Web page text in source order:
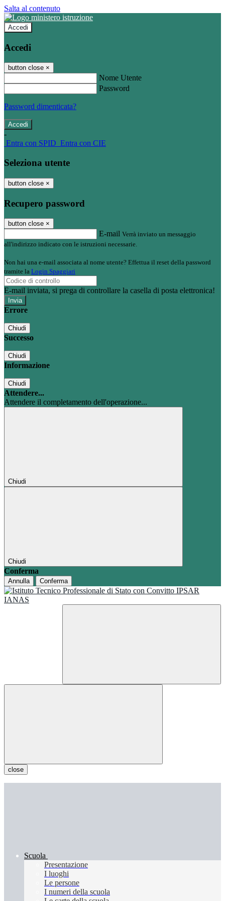
Salta al contenuto
Accedi
Accedi
button close ×
Nome Utente
Password
Password dimenticata?
-
Entra con SPID Entra con CIE
Seleziona utente
button close ×
Recupero password
button close ×
E-mail Verrà inviato un messaggio
all'indirizzo indicato con le istruzioni necessarie.
Non hai una e-mail associata al nome utente? Effettua il reset della password
tramite la Login Spaggiari
E-mail inviata, si prega di controllare la casella di posta elettronica!
Errore
Chiudi
Successo
Chiudi
Informazione
Chiudi
Attendere...
Attendere il completamento dell'operazione...
Chiudi
Chiudi
Conferma
Annulla Conferma
close
Scuola
Presentazione
I luoghi
Le persone
I numeri della scuola